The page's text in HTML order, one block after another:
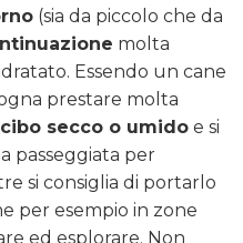
(sia da piccolo che da
molta
Essendo un cane
prestare molta
cibo secco o umido e si
passeggiata per
si consiglia di portarlo
per esempio in zone
ed esplorare. Non